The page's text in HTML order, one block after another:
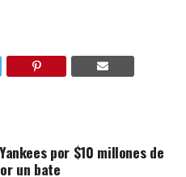
por $10 millones de
un bate